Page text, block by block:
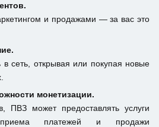
и продажами — за вас это
в сеть, открывая или покупая новые
монетизации.
ПВЗ может предоставлять услуги
приема платежей и продажи